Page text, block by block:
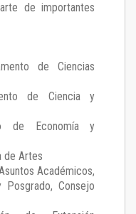
de importantes
de Ciencias
de Ciencia y
de Economía y
de Artes
Académicos,
Consejo